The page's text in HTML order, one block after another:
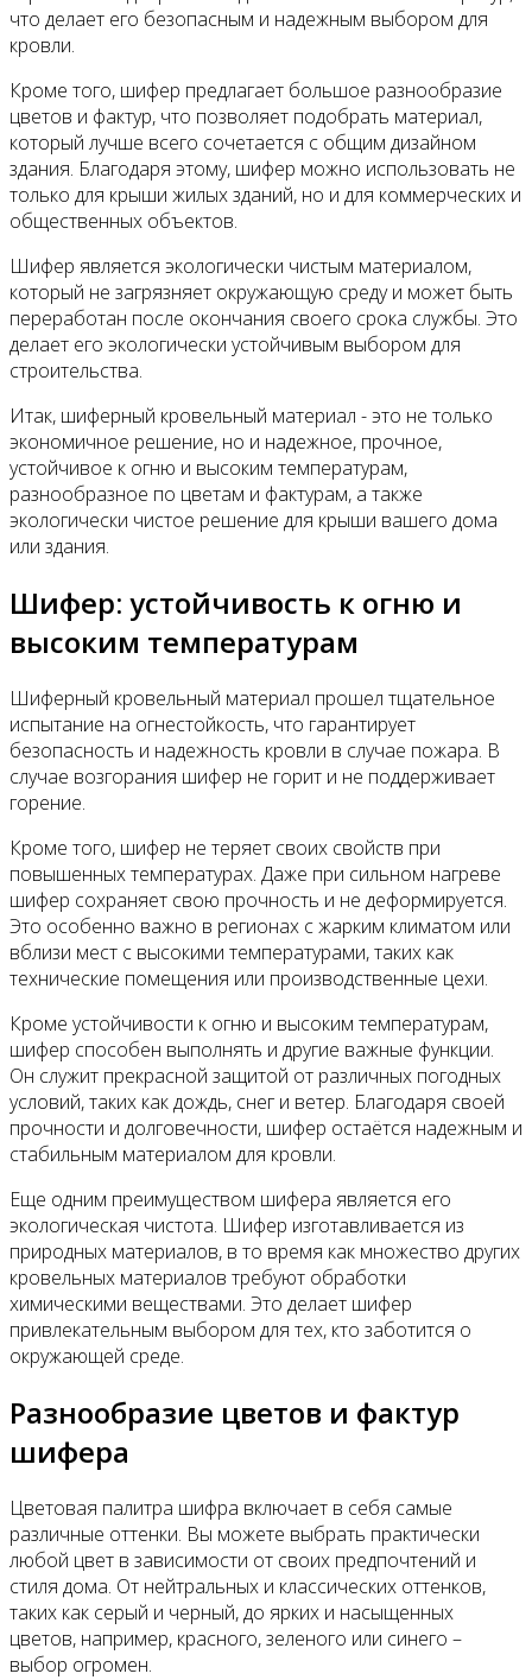
что делает его безопасным и надежным выбором для
кровли.
Кроме того, шифер предлагает большое разнообразие
цветов и фактур, что позволяет подобрать материал,
который лучше всего сочетается с общим дизайном
здания. Благодаря этому, шифер можно использовать не
только для крыши жилых зданий, но и для коммерческих и
общественных объектов.
Шифер является экологически чистым материалом,
который не загрязняет окружающую среду и может быть
переработан после окончания своего срока службы. Это
делает его экологически устойчивым выбором для
строительства.
Итак, шиферный кровельный материал - это не только
экономичное решение, но и надежное, прочное,
устойчивое к огню и высоким температурам,
разнообразное по цветам и фактурам, а также
экологически чистое решение для крыши вашего дома
или здания.
Шифер: устойчивость к огню и
высоким температурам
Шиферный кровельный материал прошел тщательное
испытание на огнестойкость, что гарантирует
безопасность и надежность кровли в случае пожара. В
случае возгорания шифер не горит и не поддерживает
горение.
Кроме того, шифер не теряет своих свойств при
повышенных температурах. Даже при сильном нагреве
шифер сохраняет свою прочность и не деформируется.
Это особенно важно в регионах с жарким климатом или
вблизи мест с высокими температурами, таких как
технические помещения или производственные цехи.
Кроме устойчивости к огню и высоким температурам,
шифер способен выполнять и другие важные функции.
Он служит прекрасной защитой от различных погодных
условий, таких как дождь, снег и ветер. Благодаря своей
прочности и долговечности, шифер остаётся надежным и
стабильным материалом для кровли.
Еще одним преимуществом шифера является его
экологическая чистота. Шифер изготавливается из
природных материалов, в то время как множество других
кровельных материалов требуют обработки
химическими веществами. Это делает шифер
привлекательным выбором для тех, кто заботится о
окружающей среде.
Разнообразие цветов и фактур
шифера
Цветовая палитра шифра включает в себя самые
различные оттенки. Вы можете выбрать практически
любой цвет в зависимости от своих предпочтений и
стиля дома. От нейтральных и классических оттенков,
таких как серый и черный, до ярких и насыщенных
цветов, например, красного, зеленого или синего –
выбор огромен.